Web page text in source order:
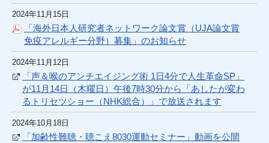
2024年11月15日
「海外日本人研究者ネットワーク論文賞（UJA論文賞
免疫アレルギー分野）募集」のお知らせ
2024年11月12日
「声＆喉のアンチエイジング術 1日4分で人生革命SP」
が11月14日（木曜日）午後7時30分から「あしたが変わ
るトリセツショー（NHK総合）」で放送されます
2024年10月18日
「加齢性難聴・聴こえ8030運動セミナー」動画を公開